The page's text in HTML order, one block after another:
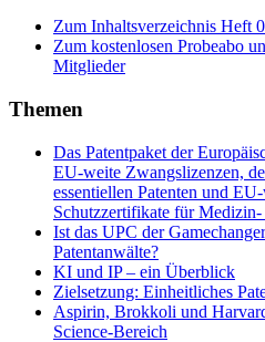
Zum Inhaltsverzeichnis Heft
Zum kostenlosen Probeabo
Mitglieder
Themen
Das Patentpaket der
EU-weite Zwangslizenzen,
essentiellen Patenten und
Schutzzertifikate für
Ist das UPC der
Patentanwälte?
KI und IP – ein Überblick
Zielsetzung: Einheitliches
Aspirin, Brokkoli und
Science-Bereich